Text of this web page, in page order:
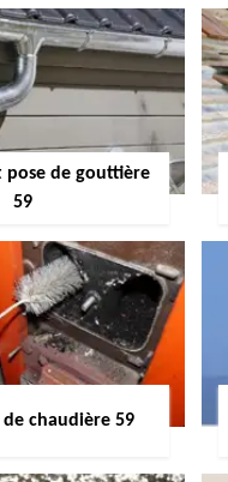
pose de gouttière
59
de chaudière 59